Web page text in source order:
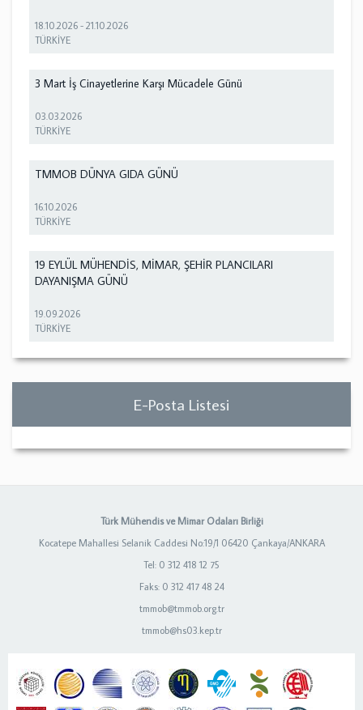
18.10.2026 -21.10.2026
TÜRKİYE
3 Mart İş Cinayetlerine Karşı Mücadele Günü
03.03.2026
TÜRKİYE
TMMOB DÜNYA GIDA GÜNÜ
16.10.2026
TÜRKİYE
19 EYLÜL MÜHENDİS, MİMAR, ŞEHİR PLANCILARI
DAYANIŞMA GÜNÜ
19.09.2026
TÜRKİYE
E-Posta Listesi
Türk Mühendis ve Mimar Odaları Birliği
Kocatepe Mahallesi Selanik Caddesi No:19/1 06420 Çankaya/ANKARA
Tel: 0 312 418 12 75
Faks: 0 312 417 48 24
tmmob@tmmob.org.tr
tmmob@hs03.kep.tr